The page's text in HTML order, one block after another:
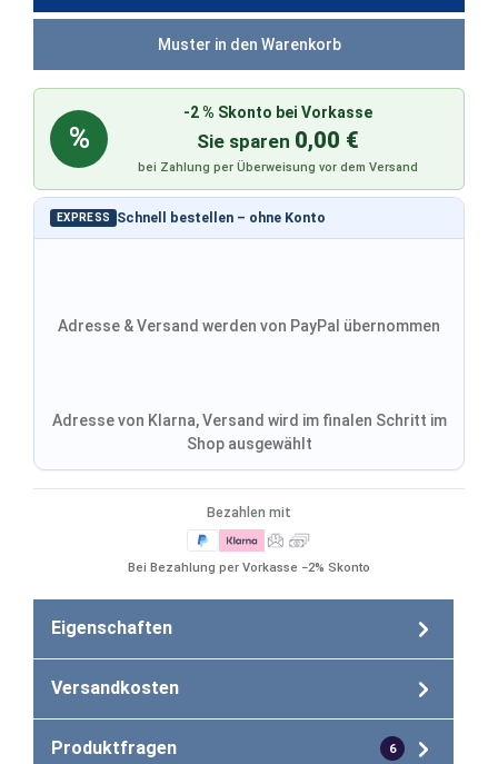
EXPRESS Schnell bestellen – ohne Konto
Adresse & Versand werden von PayPal übernommen
Adresse von Klarna, Versand wird im finalen Schritt im
Shop ausgewählt
%
-2 % Skonto bei Vorkasse
Sie sparen 0,00 €
bei Zahlung per Überweisung vor dem Versand
Muster in den Warenkorb
Bezahlen mit
Bei Bezahlung per Vorkasse −2% Skonto
Eigenschaften
Versandkosten
Produktfragen 6